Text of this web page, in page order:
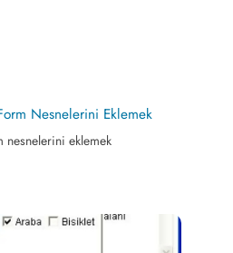
Nesnelerini Eklemek
nesnelerini eklemek